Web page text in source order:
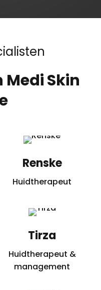
Skin
Renske
Huidtherapeut
Tirza
Huidtherapeut &
management